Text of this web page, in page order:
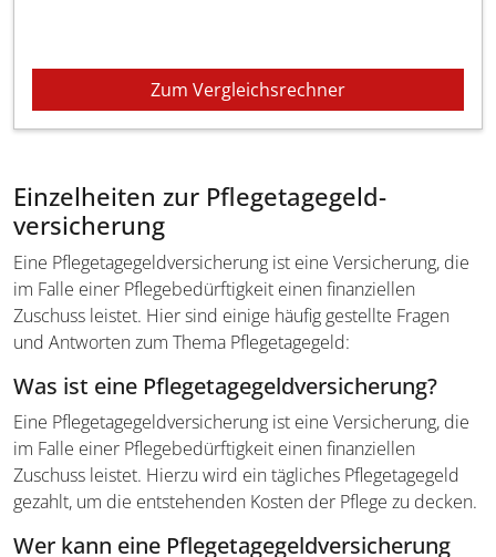
Zum Vergleichsrechner
Einzelheiten zur Pflegetagegeld­
versicherung
Eine Pflegetagegeld­versicherung ist eine Versicherung, die
im Falle einer Pflegebedürftigkeit einen finanziellen
Zuschuss leistet. Hier sind einige häufig gestellte Fragen
und Antworten zum Thema Pflegetagegeld:
Was ist eine Pflegetagegeld­versicherung?
Eine Pflegetagegeld­versicherung ist eine Versicherung, die
im Falle einer Pflegebedürftigkeit einen finanziellen
Zuschuss leistet. Hierzu wird ein tägliches Pflegetagegeld
gezahlt, um die entstehenden Kosten der Pflege zu decken.
Wer kann eine Pflegetagegeld­versicherung